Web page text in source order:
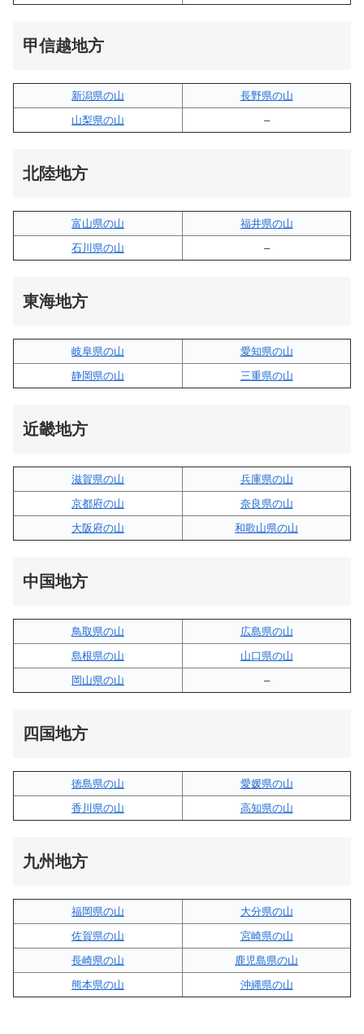
甲信越地方
新潟県の山
長野県の山
山梨県の山
–
北陸地方
富山県の山
福井県の山
石川県の山
–
東海地方
岐阜県の山
愛知県の山
静岡県の山
三重県の山
近畿地方
滋賀県の山
兵庫県の山
京都府の山
奈良県の山
大阪府の山
和歌山県の山
中国地方
鳥取県の山
広島県の山
島根県の山
山口県の山
岡山県の山
–
四国地方
徳島県の山
愛媛県の山
香川県の山
高知県の山
九州地方
福岡県の山
大分県の山
佐賀県の山
宮崎県の山
長崎県の山
鹿児島県の山
熊本県の山
沖縄県の山